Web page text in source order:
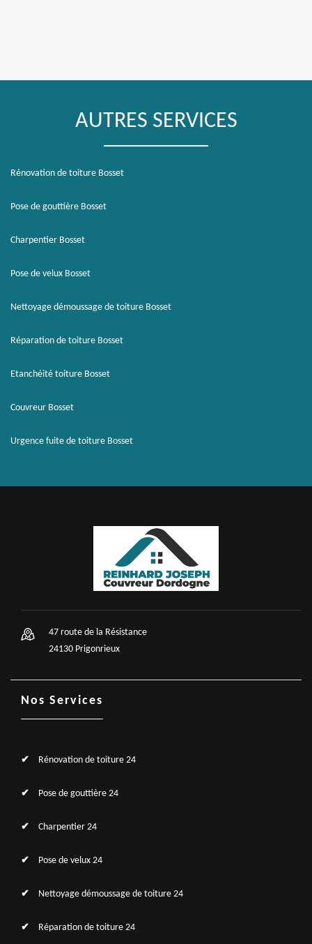
AUTRES SERVICES
Rénovation de toiture Bosset
Pose de gouttière Bosset
Charpentier Bosset
Pose de velux Bosset
Nettoyage démoussage de toiture Bosset
Réparation de toiture Bosset
Etanchéité toiture Bosset
Couvreur Bosset
Urgence fuite de toiture Bosset
47 route de la Résistance
24130 Prigonrieux
Nos Services
Rénovation de toiture 24
Pose de gouttière 24
Charpentier 24
Pose de velux 24
Nettoyage démoussage de toiture 24
Réparation de toiture 24